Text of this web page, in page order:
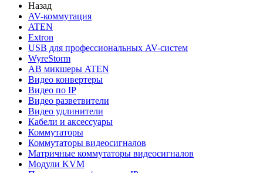
Назад
AV-коммутация
ATEN
Extron
USB для профессиональных AV-систем
WyreStorm
АВ микшеры ATEN
Видео конвертеры
Видео по IP
Видео разветвители
Видео удлинители
Кабели и аксессуары
Коммутаторы
Коммутаторы видеосигналов
Матричные коммутаторы видеосигналов
Модули KVM